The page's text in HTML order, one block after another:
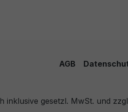
AGB
inklusive gesetzl. MwSt. und